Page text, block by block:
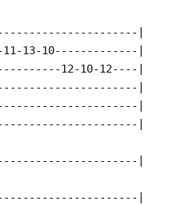
|
13-10-------------|
12-10-12----|
|
|
|
|
|